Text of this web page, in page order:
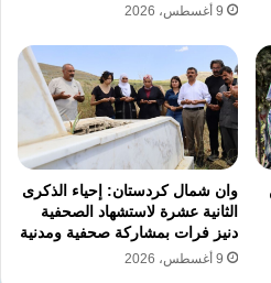
من وطأة الأزمة
يعاني منها السكان في كافة
الشعبية السودان
الجوي
9 أغسطس، 2026
وان شمال كردستان: إحياء الذكرى
الثانية عشرة لاستشهاد الصحفية
دنيز فرات بمشاركة صحفية ومدنية
9 أغسطس، 2026